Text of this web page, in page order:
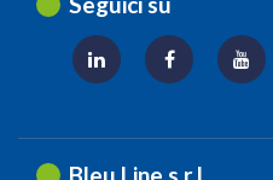
Bleu Line s.r.l.